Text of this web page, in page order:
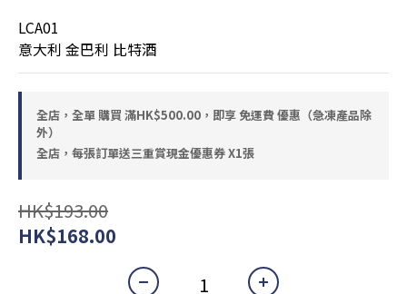
LCA01
意大利 金巴利 比特酒
全店，全單 購買 滿HK$500.00，即享 免運費 優惠（急凍產品除
外）
全店，每張訂單送三重賞現金優惠券 X1張
HK$193.00
HK$168.00